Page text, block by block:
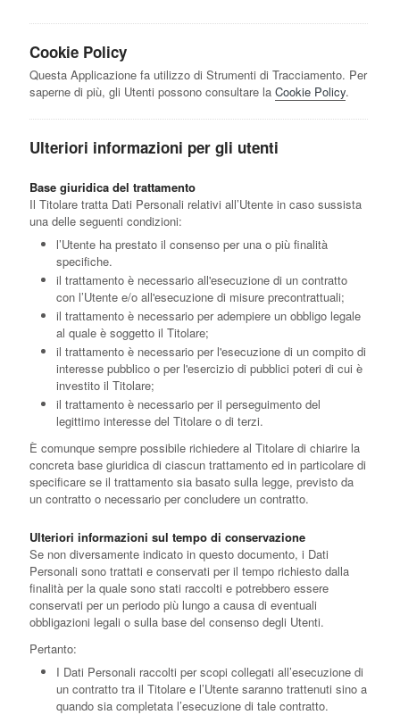
Cookie Policy
Questa Applicazione fa utilizzo di Strumenti di Tracciamento. Per
saperne di più, gli Utenti possono consultare laCookie Policy.
Ulteriori informazioni per gli utenti
Base giuridica del trattamento
Il Titolare tratta Dati Personali relativi all’Utente in caso sussista
una delle seguenti condizioni:
l’Utente ha prestato il consenso per una o più finalità
specifiche.
il trattamento è necessario all'esecuzione di un contratto
con l’Utente e/o all'esecuzione di misure precontrattuali;
il trattamento è necessario per adempiere un obbligo legale
al quale è soggetto il Titolare;
il trattamento è necessario per l'esecuzione di un compito di
interesse pubblico o per l'esercizio di pubblici poteri di cui è
investito il Titolare;
il trattamento è necessario per il perseguimento del
legittimo interesse del Titolare o di terzi.
È comunque sempre possibile richiedere al Titolare di chiarire la
concreta base giuridica di ciascun trattamento ed in particolare di
specificare se il trattamento sia basato sulla legge, previsto da
un contratto o necessario per concludere un contratto.
Ulteriori informazioni sul tempo di conservazione
Se non diversamente indicato in questo documento, i Dati
Personali sono trattati e conservati per il tempo richiesto dalla
finalità per la quale sono stati raccolti e potrebbero essere
conservati per un periodo più lungo a causa di eventuali
obbligazioni legali o sulla base del consenso degli Utenti.
Pertanto:
I Dati Personali raccolti per scopi collegati all’esecuzione di
un contratto tra il Titolare e l’Utente saranno trattenuti sino a
quando sia completata l’esecuzione di tale contratto.